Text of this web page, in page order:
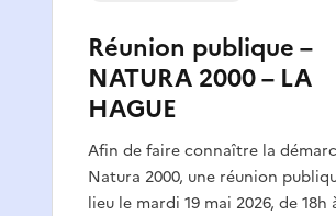
Réunion publique –
NATURA 2000 – LA
HAGUE
Afin de faire connaître la
Natura 2000, une réunion
lieu le mardi 19 mai 2026, de 18h